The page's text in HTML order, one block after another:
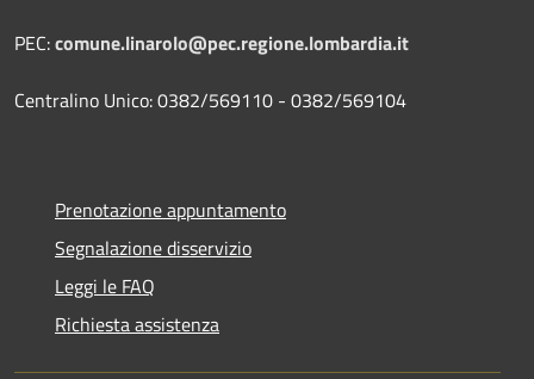
PEC:comune.linarolo@pec.regione.lombardia.it
Centralino Unico: 0382/569110 - 0382/569104
Prenotazione appuntamento
Segnalazione disservizio
Leggi le FAQ
Richiesta assistenza